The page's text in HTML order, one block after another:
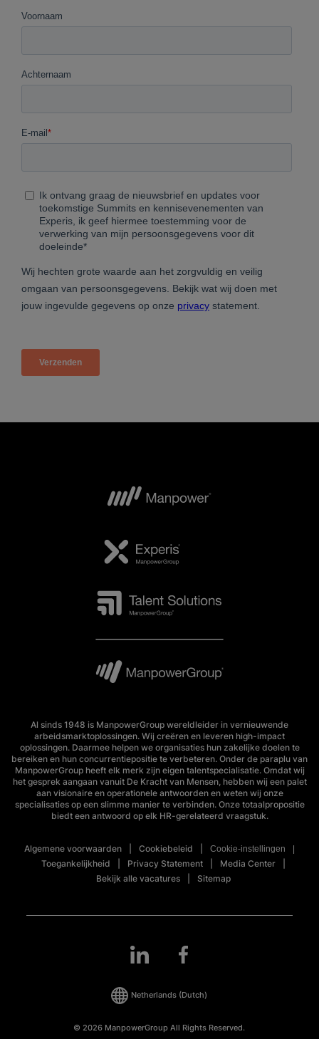
Al sinds 1948 is ManpowerGroup wereldleider in vernieuwende
arbeidsmarktoplossingen. Wij creëren en leveren high-impact
oplossingen. Daarmee helpen we organisaties hun zakelijke doelen te
bereiken en hun concurrentiepositie te verbeteren. Onder de paraplu van
ManpowerGroup heeft elk merk zijn eigen talentspecialisatie. Omdat wij
het gesprek aangaan vanuit De Kracht van Mensen, hebben wij een palet
aan visionaire en operationele antwoorden en weten wij onze
specialisaties op een slimme manier te verbinden. Onze totaalpropositie
biedt een antwoord op elk HR-gerelateerd vraagstuk.
Algemene voorwaarden Cookiebeleid Cookie-instellingen
Toegankelijkheid Privacy Statement
Media Center
Bekijk alle vacatures
Sitemap
© 2026 ManpowerGroup All Rights Reserved.
Netherlands (Dutch)